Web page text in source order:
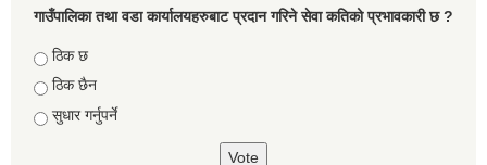
गाउँपालिका तथा वडा कार्यालयहरुबाट प्रदान गरिने सेवा कतिको प्रभावकारी छ ?
Choices
ठिक छ
ठिक छैन
सुधार गर्नुपर्ने